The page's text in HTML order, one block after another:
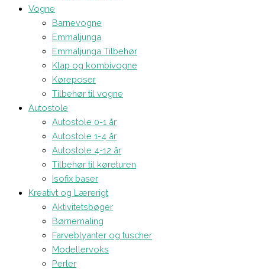
Vogne
Barnevogne
Emmaljunga
Emmaljunga Tilbehør
Klap og kombivogne
Køreposer
Tilbehør til vogne
Autostole
Autostole 0-1 år
Autostole 1-4 år
Autostole 4-12 år
Tilbehør til køreturen
Isofix baser
Kreativt og Lærerigt
Aktivitetsbøger
Børnemaling
Farveblyanter og tuscher
Modellervoks
Perler